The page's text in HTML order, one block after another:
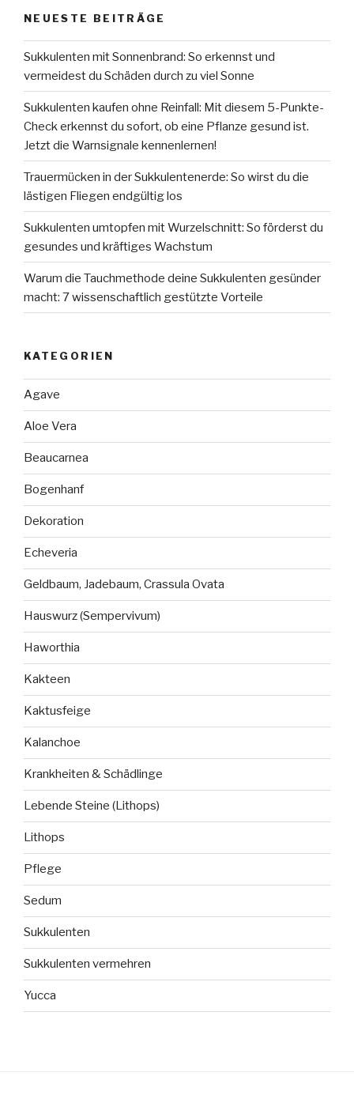
NEUESTE BEITRÄGE
Sukkulenten mit Sonnenbrand: So erkennst und
vermeidest du Schäden durch zu viel Sonne
Sukkulenten kaufen ohne Reinfall: Mit diesem 5-Punkte-
Check erkennst du sofort, ob eine Pflanze gesund ist.
Jetzt die Warnsignale kennenlernen!
Trauermücken in der Sukkulentenerde: So wirst du die
lästigen Fliegen endgültig los
Sukkulenten umtopfen mit Wurzelschnitt: So förderst du
gesundes und kräftiges Wachstum
Warum die Tauchmethode deine Sukkulenten gesünder
macht: 7 wissenschaftlich gestützte Vorteile
KATEGORIEN
Agave
Aloe Vera
Beaucarnea
Bogenhanf
Dekoration
Echeveria
Geldbaum, Jadebaum, Crassula Ovata
Hauswurz (Sempervivum)
Haworthia
Kakteen
Kaktusfeige
Kalanchoe
Krankheiten & Schädlinge
Lebende Steine (Lithops)
Lithops
Pflege
Sedum
Sukkulenten
Sukkulenten vermehren
Yucca